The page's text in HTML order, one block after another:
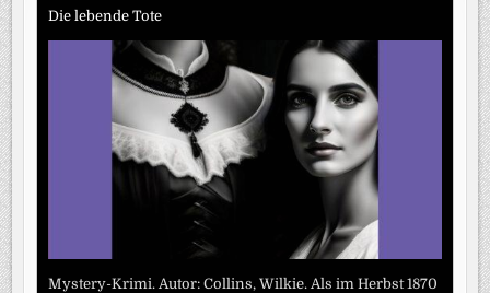
Die lebende Tote
Mystery-Krimi. Autor: Collins, Wilkie. Als im Herbst 1870